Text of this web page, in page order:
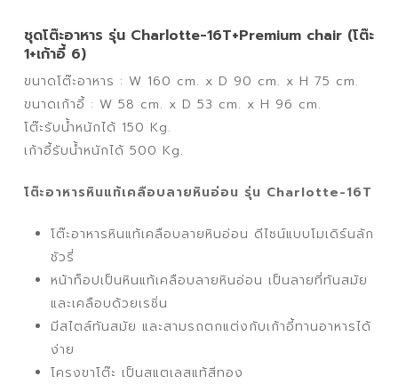
ชุดโต๊ะอาหาร รุ่น Charlotte-16T+Premium chair (โต๊ะ
1+เก้าอี้ 6)
ขนาดโต๊ะอาหาร : W 160 cm. x D 90 cm. x H 75 cm.
ขนาดเก้าอี้ : W 58 cm. x D 53 cm. x H 96 cm.
โต๊ะรับน้ำหนักได้ 150 Kg.
เก้าอี้รับน้ำหนักได้ 500 Kg.
โต๊ะอาหารหินแท้เคลือบลายหินอ่อน รุ่น Charlotte-16T
โต๊ะอาหารหินแท้เคลือบลายหินอ่อน ดีไซน์แบบโมเดิร์นลัก
ชัวรี่
หน้าท็อปเป็นหินแท้เคลือบลายหินอ่อน เป็นลายที่ทันสมัย
และเคลือบด้วยเรซิ่น
มีสไตล์ทันสมัย และสามรถตกแต่งกับเก้าอี้ทานอาหารได้
ง่าย
โครงขาโต๊ะ เป็นสแตเลสแท้สีทอง